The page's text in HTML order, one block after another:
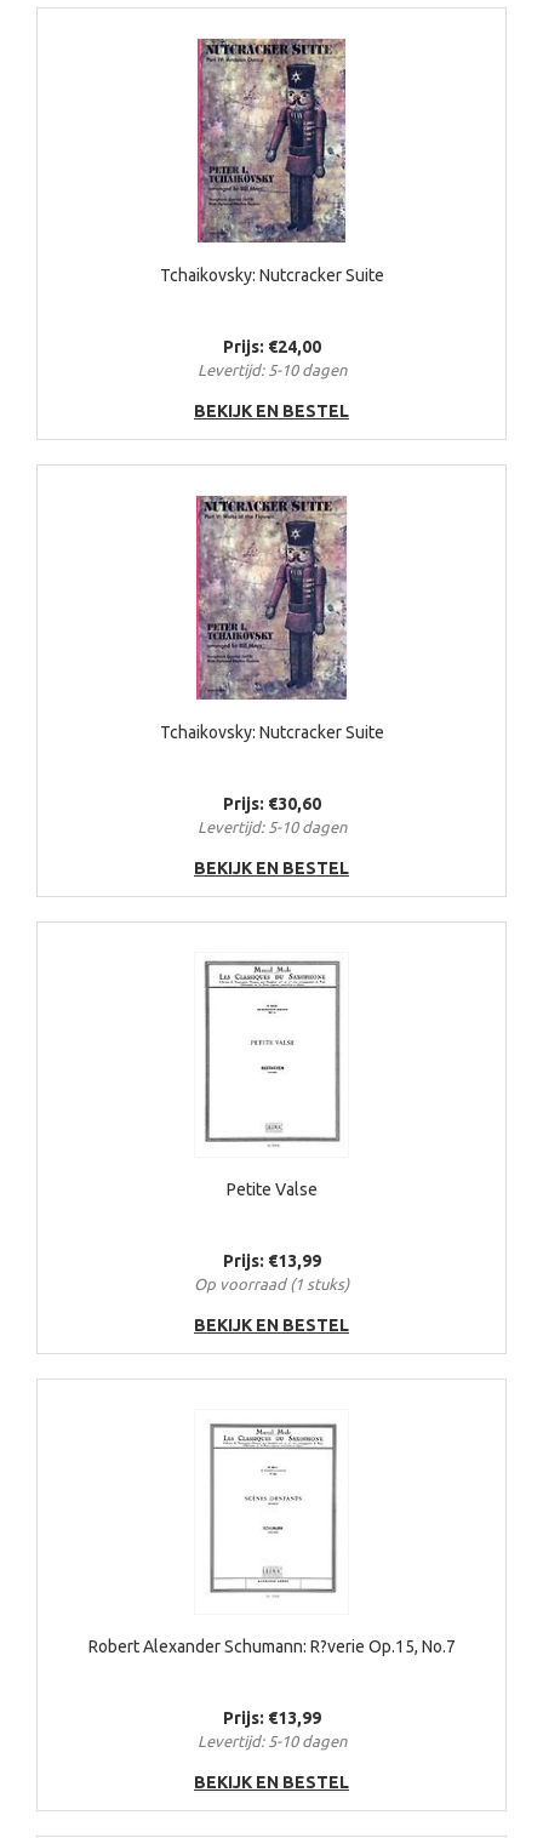
Tchaikovsky: Nutcracker Suite
Prijs: €24,00
Levertijd: 5-10 dagen
BEKIJK EN BESTEL
Tchaikovsky: Nutcracker Suite
Prijs: €30,60
Levertijd: 5-10 dagen
BEKIJK EN BESTEL
Petite Valse
Prijs: €13,99
Op voorraad (1 stuks)
BEKIJK EN BESTEL
Robert Alexander Schumann: R?verie Op.15, No.7
Prijs: €13,99
Levertijd: 5-10 dagen
BEKIJK EN BESTEL